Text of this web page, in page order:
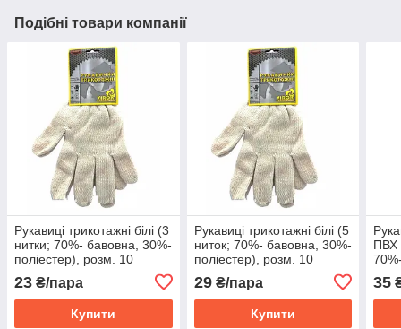
Подібні товари компанії
Рукавиці трикотажні білі (3
нитки; 70%- бавовна, 30%-
поліестер), розм. 10
23 ₴/пара
Купити
Рукавиці трикотажні білі (5
ниток; 70%- бавовна, 30%-
поліестер), розм. 10
29₴/пара
Купити
ПВХ
35